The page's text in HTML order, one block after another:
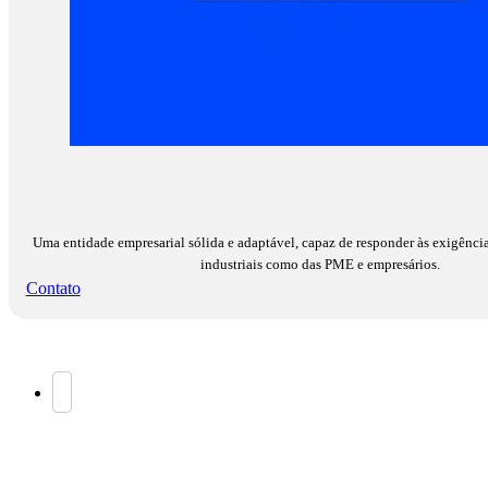
Uma entidade empresarial sólida e adaptável, capaz de responder às
industriais como das PME e empresários.
Contato